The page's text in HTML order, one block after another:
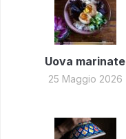
Uova marinate
25 Maggio 2026